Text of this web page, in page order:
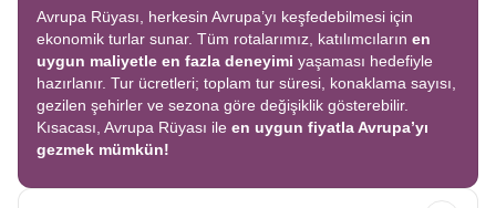
Avrupa Rüyası, herkesin Avrupa’yı keşfedebilmesi için
ekonomik turlar sunar. Tüm rotalarımız, katılımcıların en
uygun maliyetle en fazla deneyimi yaşaması hedefiyle
hazırlanır. Tur ücretleri; toplam tur süresi, konaklama sayısı,
gezilen şehirler ve sezona göre değişiklik gösterebilir.
Kısacası, Avrupa Rüyası ile en uygun fiyatla Avrupa’yı
gezmek mümkün!